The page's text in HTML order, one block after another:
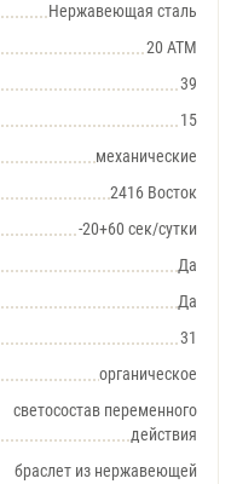
Нержавеющая сталь
20 АТМ
39
15
механические
2416 Восток
-20+60 сек/сутки
Да
Да
31
органическое
светосостав переменного
действия
браслет из нержавеющей